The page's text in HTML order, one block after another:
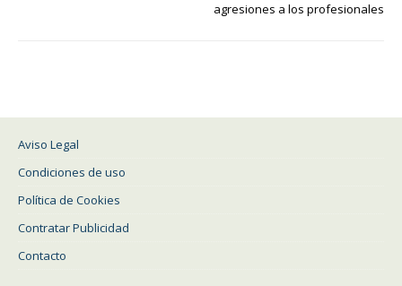
agresiones a los profesionales
Aviso Legal
Condiciones de uso
Política de Cookies
Contratar Publicidad
Contacto